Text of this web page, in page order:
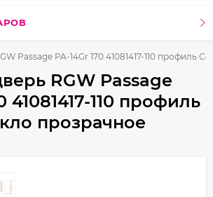
Passage PA-14Gr 170 41081417-110 профиль
RGW Passage
41081417-110 профиль
прозрачное